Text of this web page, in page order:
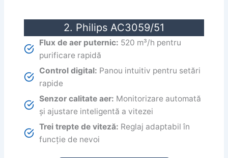
2. Philips AC3059/51
Flux de aer puternic: 520 m³/h pentru
purificare rapidă
Control digital: Panou intuitiv pentru setări
rapide
Senzor calitate aer: Monitorizare automată
și ajustare inteligentă a vitezei
Trei trepte de viteză: Reglaj adaptabil în
funcție de nevoi